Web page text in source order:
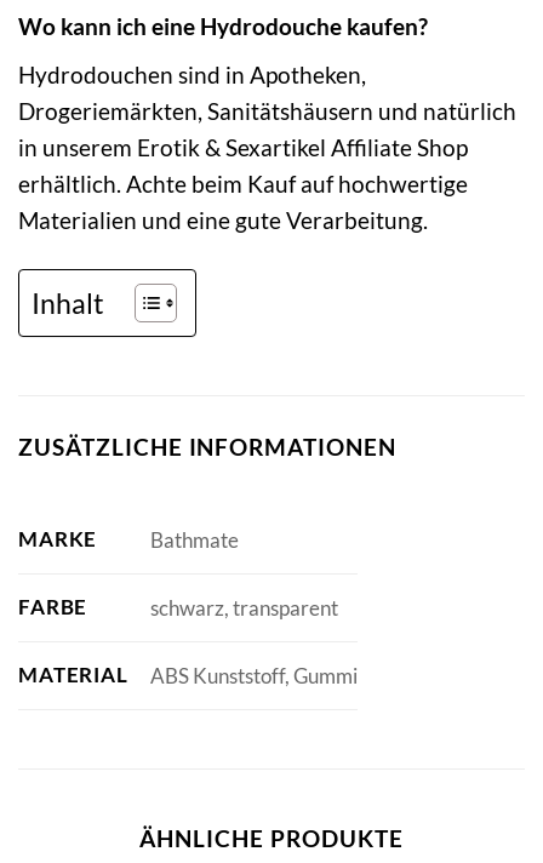
Wo kann ich eine Hydrodouche kaufen?
Hydrodouchen sind in Apotheken,
Drogeriemärkten, Sanitätshäusern und natürlich
in unserem Erotik & Sexartikel Affiliate Shop
erhältlich. Achte beim Kauf auf hochwertige
Materialien und eine gute Verarbeitung.
Inhalt
ZUSÄTZLICHE INFORMATIONEN
MARKE Bathmate
FARBE schwarz, transparent
MATERIAL ABS Kunststoff, Gummi
ÄHNLICHE PRODUKTE